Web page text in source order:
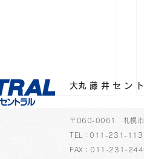
大丸藤井セン
〒060-0061 札幌市
TEL：011-231-
FAX：011-231-